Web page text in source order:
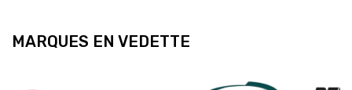
MARQUES EN VEDETTE